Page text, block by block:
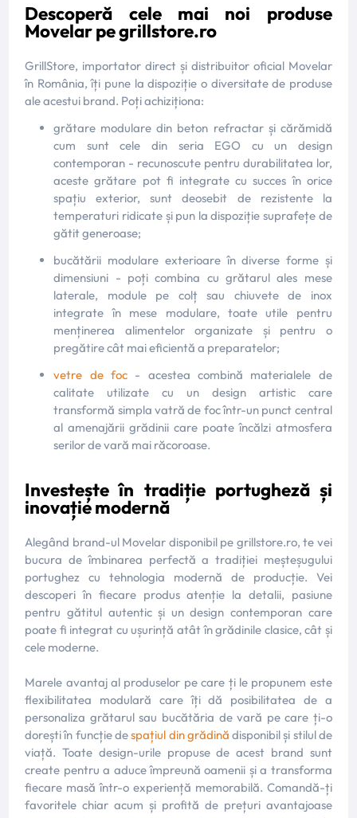
Descoperă cele mai noi produse
Movelar pe grillstore.ro
GrillStore, importator direct și distribuitor oficial Movelar
în România, îți pune la dispoziție o diversitate de produse
ale acestui brand. Poți achiziționa:
grătare modulare din beton refractar și cărămidă
cum sunt cele din seria EGO cu un design
contemporan - recunoscute pentru durabilitatea lor,
aceste grătare pot fi integrate cu succes în orice
spațiu exterior, sunt deosebit de rezistente la
temperaturi ridicate și pun la dispoziție suprafețe de
gătit generoase;
bucătării modulare exterioare în diverse forme și
dimensiuni - poți combina cu grătarul ales mese
laterale, module pe colț sau chiuvete de inox
integrate în mese modulare, toate utile pentru
menținerea alimentelor organizate și pentru o
pregătire cât mai eficientă a preparatelor;
vetre de foc- acestea combină materialele de
calitate utilizate cu un design artistic care
transformă simpla vatră de foc într-un punct central
al amenajării grădinii care poate încălzi atmosfera
serilor de vară mai răcoroase.
Investește în tradiție portugheză și
inovație modernă
Alegând brand-ul Movelar disponibil pe grillstore.ro, te vei
bucura de îmbinarea perfectă a tradiției meșteșugului
portughez cu tehnologia modernă de producție. Vei
descoperi în fiecare produs atenție la detalii, pasiune
pentru gătitul autentic și un design contemporan care
poate fi integrat cu ușurință atât în grădinile clasice, cât și
cele moderne.
Marele avantaj al produselor pe care ți le propunem este
flexibilitatea modulară care îți dă posibilitatea de a
personaliza grătarul sau bucătăria de vară pe care ți-o
dorești în funcție despațiul din grădină disponibil și stilul de
viață. Toate design-urile propuse de acest brand sunt
create pentru a aduce împreună oamenii și a transforma
fiecare masă într-o experiență memorabilă. Comandă-ți
favoritele chiar acum și profită de prețuri avantajoase